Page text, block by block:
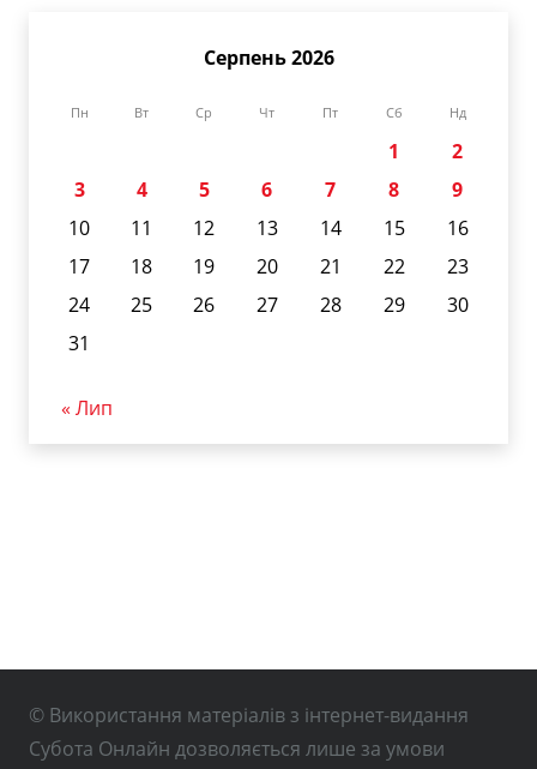
Серпень 2026
Пн Вт Ср Чт Пт Сб Нд
1
2
3
4 5 6 7 8
9
10
11 12 13 14 15
16
17
18 19 20 21 22
23
24
25 26 27 28 29
30
31
« Лип
© Використання матеріалів з інтернет-видання
Субота Онлайн дозволяється лише за умови